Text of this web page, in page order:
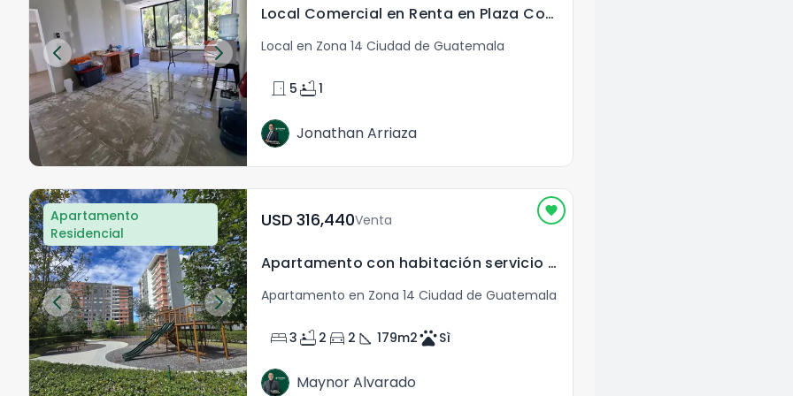
Local Comercial en Renta en Plaza Comercial en zona 14
Local en Zona 14 Ciudad de Guatemala
door_front 5 bathtub1
Jonathan Arriaza
Apartamento
Residencial
USD	316,440Venta
Apartamento con habitación servicio en Venta Zona 14
Apartamento en Zona 14 Ciudad de Guatemala
bed3 bathtub 2 directions_car 2 square_foot 179m2petsSì
Maynor Alvarado